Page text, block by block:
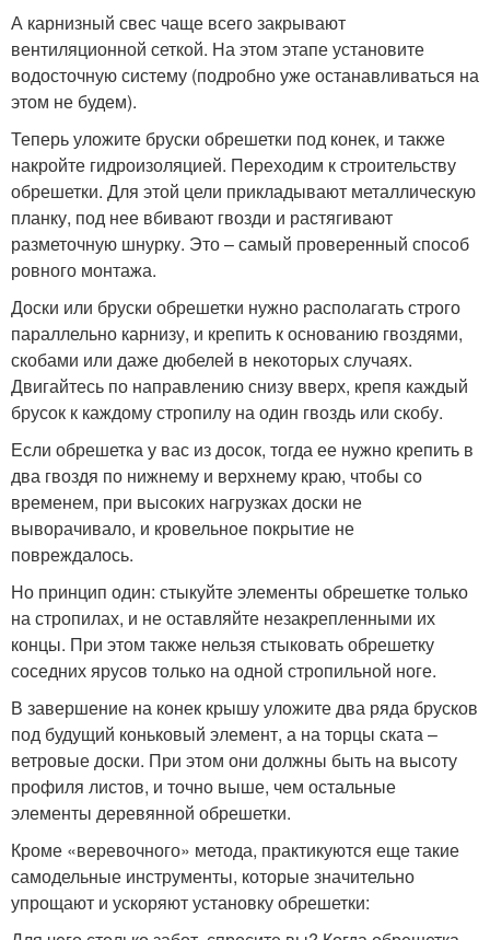
А карнизный свес чаще всего закрывают
вентиляционной сеткой. На этом этапе установите
водосточную систему (подробно уже останавливаться на
этом не будем).
Теперь уложите бруски обрешетки под конек, и также
накройте гидроизоляцией. Переходим к строительству
обрешетки. Для этой цели прикладывают металлическую
планку, под нее вбивают гвозди и растягивают
разметочную шнурку. Это – самый проверенный способ
ровного монтажа.
Доски или бруски обрешетки нужно располагать строго
параллельно карнизу, и крепить к основанию гвоздями,
скобами или даже дюбелей в некоторых случаях.
Двигайтесь по направлению снизу вверх, крепя каждый
брусок к каждому стропилу на один гвоздь или скобу.
Если обрешетка у вас из досок, тогда ее нужно крепить в
два гвоздя по нижнему и верхнему краю, чтобы со
временем, при высоких нагрузках доски не
выворачивало, и кровельное покрытие не
повреждалось.
Но принцип один: стыкуйте элементы обрешетке только
на стропилах, и не оставляйте незакрепленными их
концы. При этом также нельзя стыковать обрешетку
соседних ярусов только на одной стропильной ноге.
В завершение на конек крышу уложите два ряда брусков
под будущий коньковый элемент, а на торцы ската –
ветровые доски. При этом они должны быть на высоту
профиля листов, и точно выше, чем остальные
элементы деревянной обрешетки.
Кроме «веревочного» метода, практикуются еще такие
самодельные инструменты, которые значительно
упрощают и ускоряют установку обрешетки: